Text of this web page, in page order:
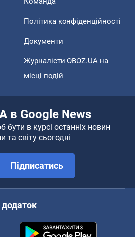
Політика конфіденційності
Документи
Журналісти OBOZ.UA на
місці подій
в Google News
бути в курсі останніх новин
та світу сьогодні
Підписатись